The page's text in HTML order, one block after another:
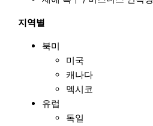
지역별
북미
미국
캐나다
멕시코
유럽
독일